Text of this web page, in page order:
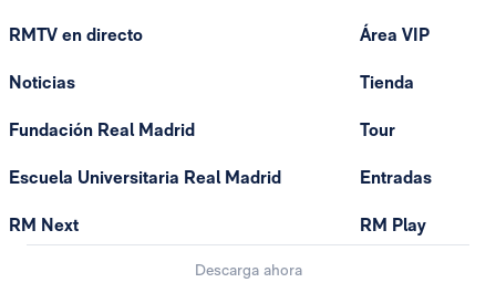
RMTV en directo
Noticias
Fundación Real Madrid
Escuela Universitaria Real Madrid
RM Next
Área VIP
Tienda
Tour
Entradas
RM Play
Descarga ahora